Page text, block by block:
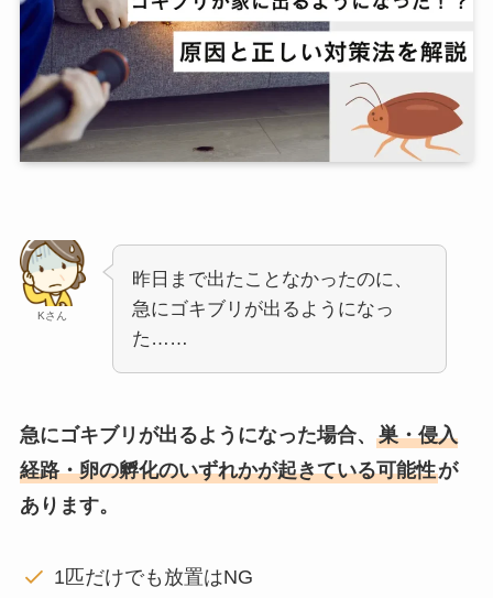
Kさん
昨日まで出たことなかったのに、
急にゴキブリが出るようになっ
た……
急にゴキブリが出るようになった場合、 巣・侵入
経路・卵の孵化のいずれかが起きている可能性が
あります。
1匹だけでも放置はNG